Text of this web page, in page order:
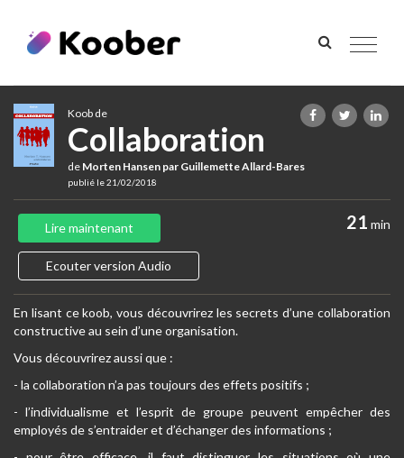
Toggle
Koob de
Collaboration
de Morten Hansen par Guillemette Allard-Bares
publié le 21/02/2018
21 min
Lire maintenant
Ecouter version Audio
En lisant ce koob, vous découvrirez les secrets d’une collaboration
constructive au sein d’une organisation.
Vous découvrirez aussi que :
- la collaboration n’a pas toujours des effets positifs ;
- l’individualisme et l’esprit de groupe peuvent empêcher des
employés de s’entraider et d’échanger des informations ;